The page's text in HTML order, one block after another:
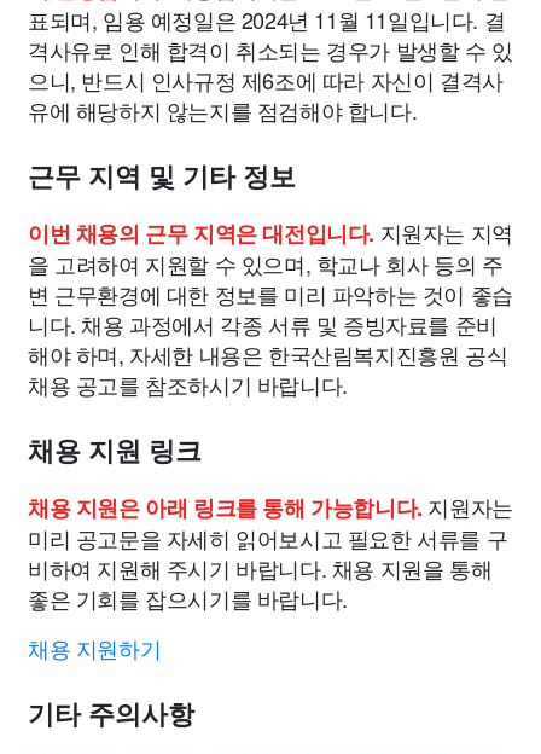
표되며, 임용 예정일은 2024년 11월 11일입니다. 결
격사유로 인해 합격이 취소되는 경우가 발생할 수 있
으니, 반드시 인사규정 제6조에 따라 자신이 결격사
유에 해당하지 않는지를 점검해야 합니다.
근무 지역 및 기타 정보
이번 채용의 근무 지역은 대전입니다. 지원자는 지역
을 고려하여 지원할 수 있으며, 학교나 회사 등의 주
변 근무환경에 대한 정보를 미리 파악하는 것이 좋습
니다. 채용 과정에서 각종 서류 및 증빙자료를 준비
해야 하며, 자세한 내용은 한국산림복지진흥원 공식
채용 공고를 참조하시기 바랍니다.
채용 지원 링크
채용 지원은 아래 링크를 통해 가능합니다. 지원자는
미리 공고문을 자세히 읽어보시고 필요한 서류를 구
비하여 지원해 주시기 바랍니다. 채용 지원을 통해
좋은 기회를 잡으시기를 바랍니다.
채용 지원하기
기타 주의사항